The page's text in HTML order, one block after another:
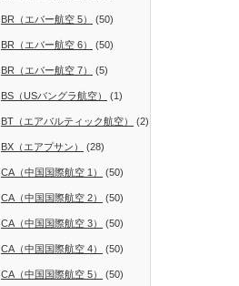
BR（エバー航空 5） (50)
BR（エバー航空 6） (50)
BR（エバー航空 7） (5)
BS（USバングラ航空） (1)
BT（エアバルティック航空） (2)
BX（エアプサン） (28)
CA（中国国際航空 1） (50)
CA（中国国際航空 2） (50)
CA（中国国際航空 3） (50)
CA（中国国際航空 4） (50)
CA（中国国際航空 5） (50)